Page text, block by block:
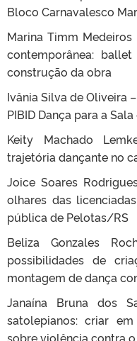
Bloco Carnavalesco
Marina Timm
contemporânea:
construção da obra
Ivânia Silva de Oliveira
PIBID Dança para a
Keity Machado
trajetória dançante no
Joice Soares
olhares das
pública de Pelotas/RS
Beliza Gonzales
possibilidades de
montagem de dança
Janaína Bruna dos
satolepianos: criar
sobre violência contra